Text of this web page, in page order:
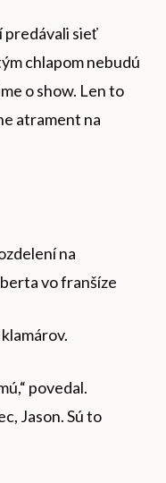
predávali sieť
chlapom nebudú
o show. Len to
atrament na
na
vo franšíze
povedal.
Jason. Sú to